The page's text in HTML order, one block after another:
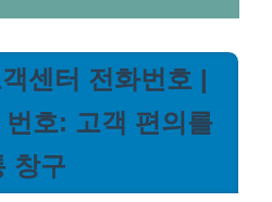
센터 전화번호 |
호: 고객 편의를
창구